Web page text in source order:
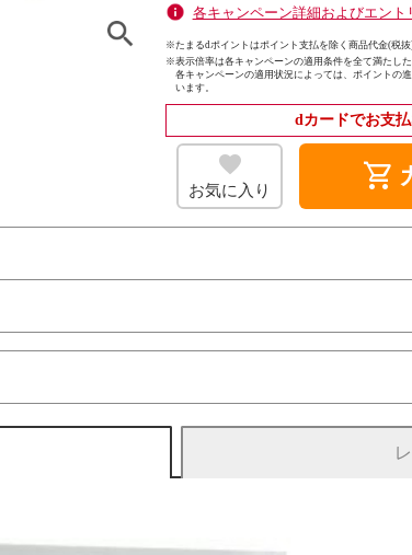
各キャンペーン詳細およびエント
※たまるdポイントはポイント支払を除く商品代金(税抜)
※表示倍率は各キャンペーンの適用条件を全て満たした
各キャンペーンの適用状況によっては、ポイントの
います。
dカードでお支
お気に入り shopping_cart